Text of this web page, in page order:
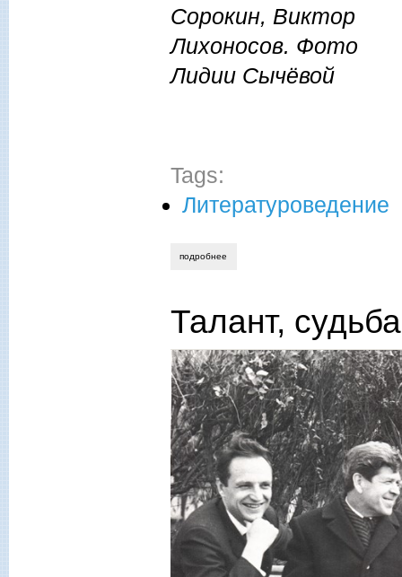
Сорокин, Виктор
Лихоносов. Фото
Лидии Сычёвой
Tags:
Литературоведение
подробнее
Талант,